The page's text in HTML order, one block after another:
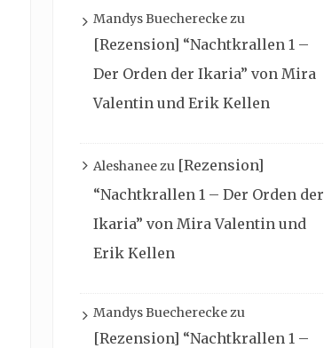
Mandys Buechereckezu
[Rezension] “Nachtkrallen 1 –
Der Orden der Ikaria” von Mira
Valentin und Erik Kellen
Aleshaneezu [Rezension]
“Nachtkrallen 1 – Der Orden der
Ikaria” von Mira Valentin und
Erik Kellen
Mandys Buechereckezu
[Rezension] “Nachtkrallen 1 –